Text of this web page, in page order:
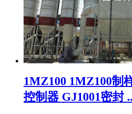
1MZ100 1MZ100制
控制器 GJ1001密封